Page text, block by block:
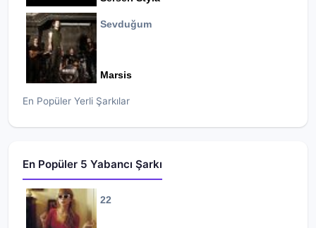
Sevduğum
Marsis
En Popüler Yerli Şarkılar
En Popüler 5 Yabancı Şarkı
22